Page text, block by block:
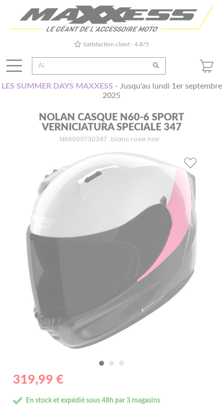
Satisfaction client : 4.8/5
LES SUMMER DAYS MAXXESS - Jusqu'au lundi 1er septembre
2025
NOLAN CASQUE N60-6 SPORT
VERNICIATURA SPECIALE 347
N66000730347 blanc rose noir
319,99 €
En stock et expédié sous 48h par 3 magasins